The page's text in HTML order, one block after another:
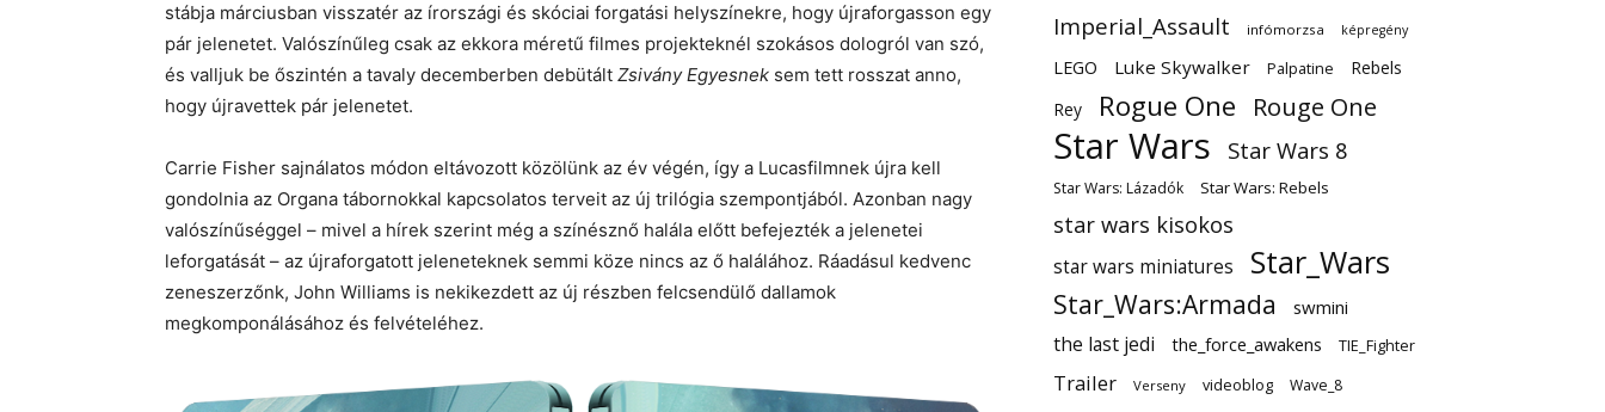
stábja márciusban visszatér az írországi és skóciai forgatási helyszínekre, hogy újraforgasson egy
pár jelenetet. Valószínűleg csak az ekkora méretű filmes projekteknél szokásos dologról van szó,
és valljuk be őszintén a tavaly decemberben debütált Zsivány Egyesnek sem tett rosszat anno,
hogy újravettek pár jelenetet.
Carrie Fisher sajnálatos módon eltávozott közölünk az év végén, így a Lucasfilmnek újra kell
gondolnia az Organa tábornokkal kapcsolatos terveit az új trilógia szempontjából. Azonban nagy
valószínűséggel – mivel a hírek szerint még a színésznő halála előtt befejezték a jelenetei
leforgatását – az újraforgatott jeleneteknek semmi köze nincs az ő halálához. Ráadásul kedvenc
zeneszerzőnk, John Williams is nekikezdett az új részben felcsendülő dallamok
megkomponálásához és felvételéhez.
Imperial_Assault infómorzsa képregény
LEGO Luke Skywalker Palpatine
Rebels
Rey
Rogue One Rouge One
Star Wars Star Wars 8
Star Wars: Lázadók Star Wars: Rebels
star wars kisokos
star wars miniatures Star_Wars
Star_Wars:Armada swmini
the last jedi the_force_awakens TIE_Fighter
Trailer Verseny videoblog Wave_8